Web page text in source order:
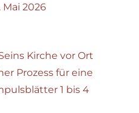
2026
Kirche vor Ort
Prozess für eine
1 bis 4